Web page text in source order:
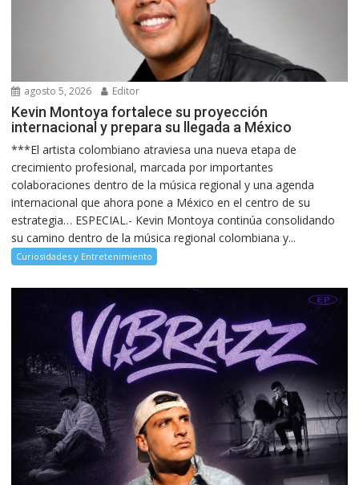
agosto 5, 2026 Editor
Kevin Montoya fortalece su proyección
internacional y prepara su llegada a México
***El artista colombiano atraviesa una nueva etapa de
crecimiento profesional, marcada por importantes
colaboraciones dentro de la música regional y una agenda
internacional que ahora pone a México en el centro de su
estrategia… ESPECIAL.- Kevin Montoya continúa consolidando
su camino dentro de la música regional colombiana y...
Curiosidades y Entretenimiento